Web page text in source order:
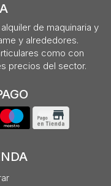
de maquinaria y
y alrededores.
como con
precios del sector.